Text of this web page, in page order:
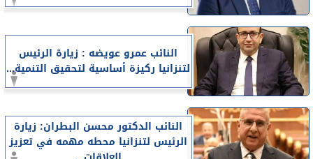
النائب عمرو عويضه : زيارة الرئيس
لتنزانيا ركيزة أساسية لتحقيق التنمية...
النائب الدكتور محسن البطران: زيارة
الرئيس لتنزانيا محطه مهمه في تعزيز